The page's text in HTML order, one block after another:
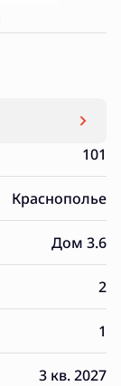
101
Краснополье
Дом 3.6
2
1
3 кв. 2027